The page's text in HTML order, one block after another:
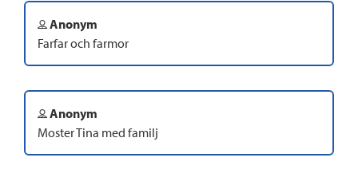
Anonym
Farfar och farmor
Anonym
Moster Tina med familj